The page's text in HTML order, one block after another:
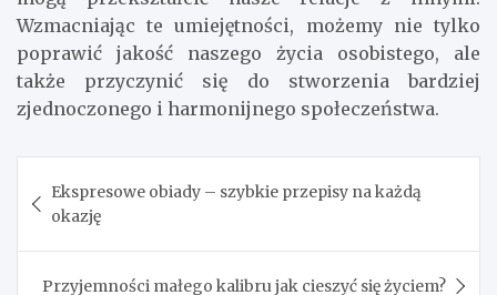
Wzmacniając te umiejętności, możemy nie tylko
poprawić jakość naszego życia osobistego, ale
także przyczynić się do stworzenia bardziej
zjednoczonego i harmonijnego społeczeństwa.
wpisu
Ekspresowe obiady – szybkie przepisy na każdą
okazję
Przyjemności małego kalibru jak cieszyć się życiem?